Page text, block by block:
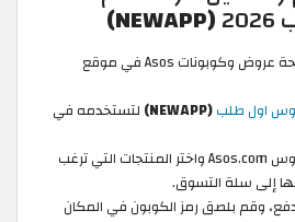
(NEWAPP)
قم بزيارة أحدث صفحة عروض وكوبونات Asos في موقع
اول طلب(NEWAPP)
لتستخدمه في
توجه إلى موقع اسوس Asos.com واختر المنتجات التي ترغب
إلى سلة التسوق.
وقم بلصق رمز الكوبون في المكان